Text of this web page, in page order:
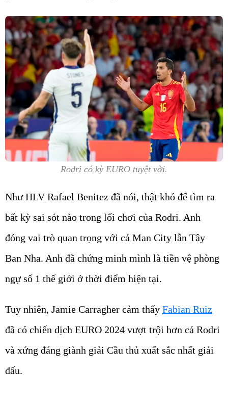
Rodri có kỳ EURO tuyệt vời.
Như HLV Rafael Benitez đã nói, thật khó để tìm ra
bất kỳ sai sót nào trong lối chơi của Rodri. Anh
đóng vai trò quan trọng với cả Man City lẫn Tây
Ban Nha. Anh đã chứng minh mình là tiền vệ phòng
ngự số 1 thế giới ở thời điểm hiện tại.
Tuy nhiên, Jamie Carragher cảm thấy Fabian Ruiz
đã có chiến dịch EURO 2024 vượt trội hơn cả Rodri
và xứng đáng giành giải Cầu thủ xuất sắc nhất giải
đấu.